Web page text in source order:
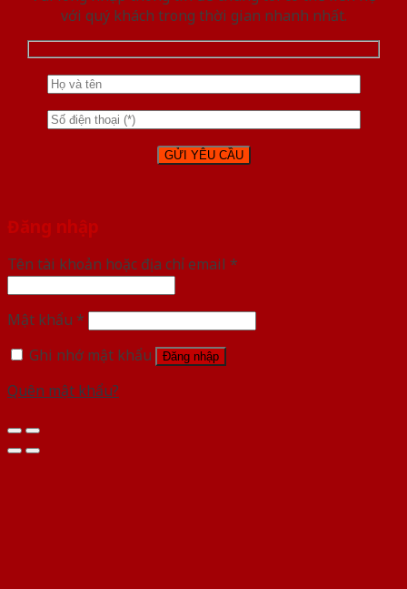
với quý khách trong thời gian nhanh nhất.
Đăng nhập
Tên tài khoản hoặc địa chỉ email *
Mật khẩu *
Ghi nhớ mật khẩu
Đăng nhập
Quên mật khẩu?